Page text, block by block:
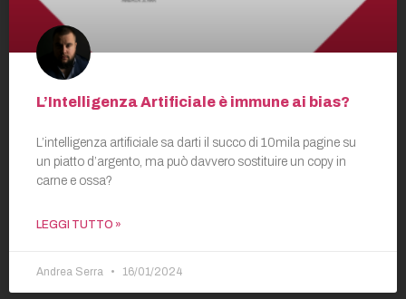
L’Intelligenza Artificiale è immune ai bias?
L’intelligenza artificiale sa darti il succo di 10mila pagine su
un piatto d’argento, ma può davvero sostituire un copy in
carne e ossa?
LEGGI TUTTO »
Andrea Serra 16/01/2024